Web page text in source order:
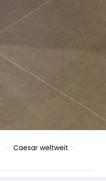
Caesar weltweit